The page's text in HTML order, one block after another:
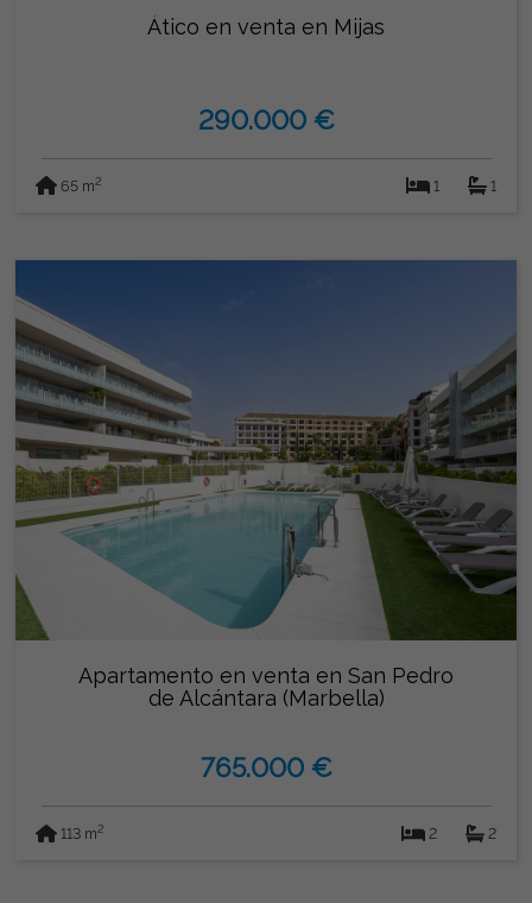
Ático en venta en Mijas
290.000 €
65 m2 1 1
Apartamento en venta en San Pedro
de Alcántara (Marbella)
765.000 €
113 m2 2 2